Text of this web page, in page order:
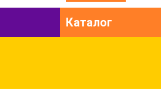
Каталог